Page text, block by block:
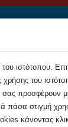
του ιστότοπου.
του
σας προσφέρουν
πάσα στιγμή
κάνοντας